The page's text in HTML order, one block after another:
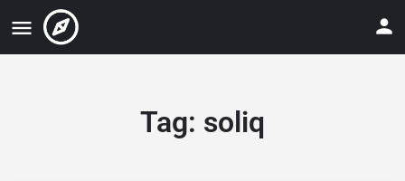
Tag: soliq